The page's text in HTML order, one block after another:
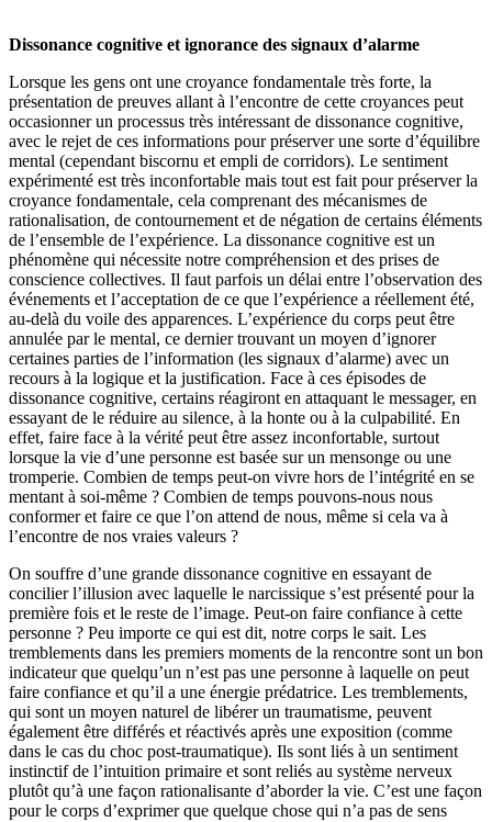
Dissonance cognitive et ignorance des signaux d’alarme
Lorsque les gens ont une croyance fondamentale très forte, la
présentation de preuves allant à l’encontre de cette croyances peut
occasionner un processus très intéressant de dissonance cognitive,
avec le rejet de ces informations pour préserver une sorte d’équilibre
mental (cependant biscornu et empli de corridors). Le sentiment
expérimenté est très inconfortable mais tout est fait pour préserver la
croyance fondamentale, cela comprenant des mécanismes de
rationalisation, de contournement et de négation de certains éléments
de l’ensemble de l’expérience. La dissonance cognitive est un
phénomène qui nécessite notre compréhension et des prises de
conscience collectives. Il faut parfois un délai entre l’observation des
événements et l’acceptation de ce que l’expérience a réellement été,
au-delà du voile des apparences. L’expérience du corps peut être
annulée par le mental, ce dernier trouvant un moyen d’ignorer
certaines parties de l’information (les signaux d’alarme) avec un
recours à la logique et la justification. Face à ces épisodes de
dissonance cognitive, certains réagiront en attaquant le messager, en
essayant de le réduire au silence, à la honte ou à la culpabilité. En
effet, faire face à la vérité peut être assez inconfortable, surtout
lorsque la vie d’une personne est basée sur un mensonge ou une
tromperie. Combien de temps peut-on vivre hors de l’intégrité en se
mentant à soi-même ? Combien de temps pouvons-nous nous
conformer et faire ce que l’on attend de nous, même si cela va à
l’encontre de nos vraies valeurs ?
On souffre d’une grande dissonance cognitive en essayant de
concilier l’illusion avec laquelle le narcissique s’est présenté pour la
première fois et le reste de l’image. Peut-on faire confiance à cette
personne ? Peu importe ce qui est dit, notre corps le sait. Les
tremblements dans les premiers moments de la rencontre sont un bon
indicateur que quelqu’un n’est pas une personne à laquelle on peut
faire confiance et qu’il a une énergie prédatrice. Les tremblements,
qui sont un moyen naturel de libérer un traumatisme, peuvent
également être différés et réactivés après une exposition (comme
dans le cas du choc post-traumatique). Ils sont liés à un sentiment
instinctif de l’intuition primaire et sont reliés au système nerveux
plutôt qu’à une façon rationalisante d’aborder la vie. C’est une façon
pour le corps d’exprimer que quelque chose qui n’a pas de sens